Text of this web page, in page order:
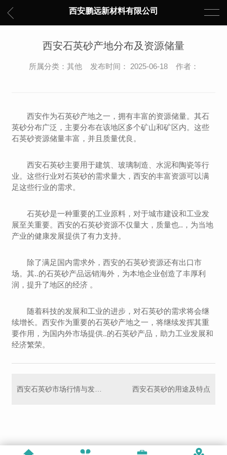
西安鹏远新材料有限公司
西安石英砂产地分布及资源储量
所属分类：其他 发布时间： 2025-06-18 作者：
西安作为石英砂产地之一，拥有丰富的资源储量。其石
英砂分布广泛，主要分布在该地区多个矿山和矿区内。这些
石英砂资源储量丰富，并且质量优良。
西安石英砂主要用于建筑、玻璃制造、水泥和陶瓷等行
业。这些行业对石英砂的需求量大，西安的丰富资源可以满
足这些行业的需求。
石英砂是一种重要的工业原料，对于城市建设和工业发
展至关重要。西安的石英砂资源不仅量大，质量也..，为当地
产业的健康发展提供了有力支持。
除了满足国内需求外，西安的石英砂资源还有出口市
场。其..的石英砂产品远销海外，为本地企业创造了丰厚利
润，提升了地区的经济 。
随着科技的发展和工业的进步，对石英砂的需求将会继
续增长。西安作为重要的石英砂产地之一，将继续发挥其重
要作用，为国内外市场提供..的石英砂产品，助力工业发展和
经济繁荣。
西安石英砂的用途及特点